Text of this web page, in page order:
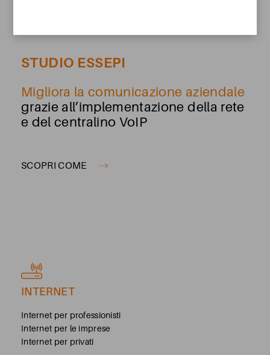
STUDIO ESSEPI
Migliora la comunicazione aziendale
grazie all’implementazione della rete
e del centralino VoIP
SCOPRI COME
INTERNET
Internet per professionisti
Internet per le imprese
Internet per privati